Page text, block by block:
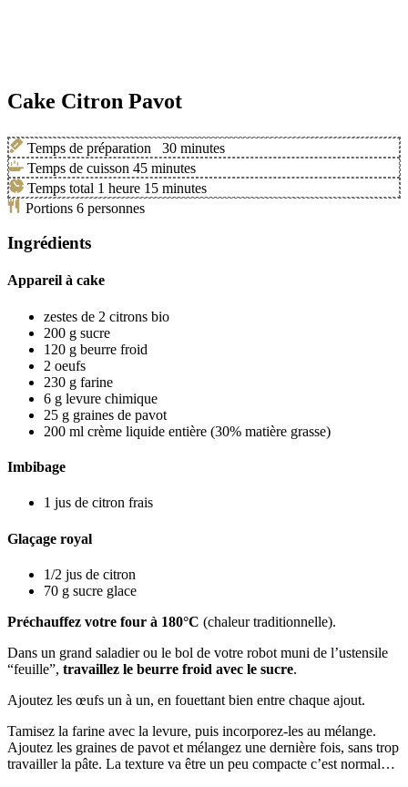
Cake Citron Pavot
Temps de préparation 30 minutes
Temps de cuisson 45 minutes
Temps total 1 heure 15 minutes
Portions 6 personnes
Ingrédients
Appareil à cake
zestes de 2 citrons bio
200 g sucre
120 g beurre froid
2 oeufs
230 g farine
6 g levure chimique
25 g graines de pavot
200 ml crème liquide entière (30% matière grasse)
Imbibage
1 jus de citron frais
Glaçage royal
1/2 jus de citron
70 g sucre glace
Préchauffez votre four à 180°C (chaleur traditionnelle).
Dans un grand saladier ou le bol de votre robot muni de l’ustensile
“feuille”, travaillez le beurre froid avec le sucre.
Ajoutez les œufs un à un, en fouettant bien entre chaque ajout.
Tamisez la farine avec la levure, puis incorporez-les au mélange.
Ajoutez les graines de pavot et mélangez une dernière fois, sans trop
travailler la pâte. La texture va être un peu compacte c’est normal…